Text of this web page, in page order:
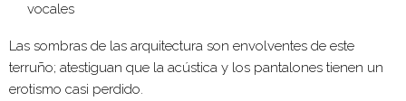
vocales
Las sombras de las arquitectura son envolventes de este
terruño; atestiguan que la acústica y los pantalones tienen un
erotismo casi perdido.